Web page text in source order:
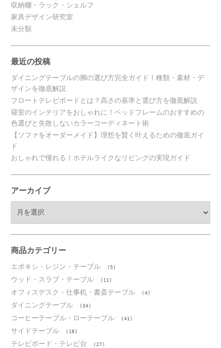
収納棚・ラック・シェルフ
家具デザイン研究室
未分類
最近の投稿
ダイニングテーブルの脚の選び方完全ガイド！種類・素材・デ
ザインを徹底解説
フロートテレビボードとは？高さの基準と選び方を徹底解説
寝室のインテリアをおしゃれに！ベッドフレームのおすすめの
色選びと失敗しないカラーコーディネート術
【ソファをオーダーメイド】理想を賢く叶えるための徹底ガイ
ド
おしゃれで憧れる！ホテルライクなリビングの実現ガイド
アーカイブ
ブ
商品カテゴリー
エポキシ・レジン・テーブル (5)
ウッド・スラブ・テーブル (11)
オフィスデスク・仕事机・書斎テーブル (4)
ダイニングテーブル (34)
コーヒーテーブル・ローテーブル (41)
サイドテーブル (18)
テレビボード・テレビ台 (27)